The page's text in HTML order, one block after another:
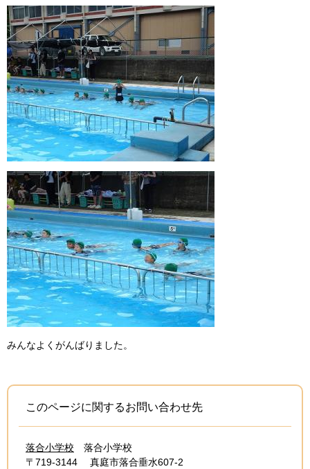
みんなよくがんばりました。
このページに関するお問い合わせ先
落合小学校
落合小学校
〒719-3144
真庭市落合垂水607-2